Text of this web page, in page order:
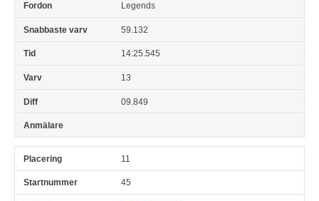
Legends
59.132
14:25.545
13
09.849
11
45